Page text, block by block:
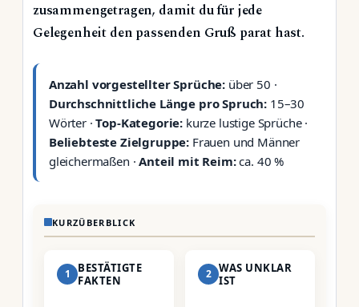
zusammengetragen, damit du für jede
Gelegenheit den passenden Gruß parat hast.
Anzahl vorgestellter Sprüche: über 50 ·
Durchschnittliche Länge pro Spruch: 15–30
Wörter ·Top-Kategorie: kurze lustige Sprüche ·
Beliebteste Zielgruppe: Frauen und Männer
gleichermaßen ·Anteil mit Reim:ca. 40 %
KURZÜBERBLICK
1
BESTÄTIGTE
FAKTEN
2 WAS UNKLAR
IST